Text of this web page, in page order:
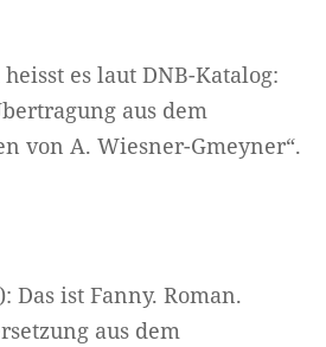
es laut DNB-Katalog:
aus dem
von A. Wiesner-Gmeyner“.
Das ist Fanny. Roman.
aus dem